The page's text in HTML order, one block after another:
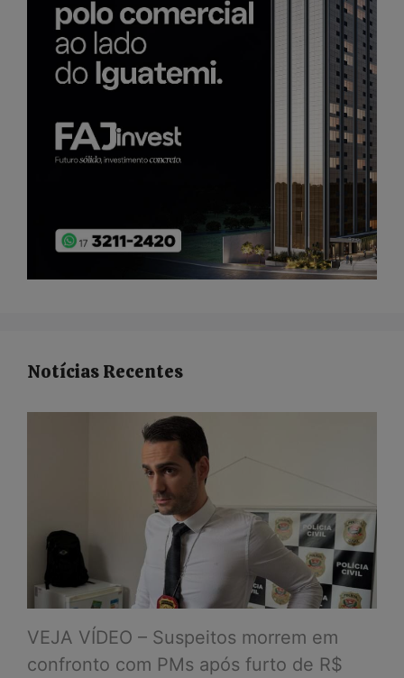
Notícias Recentes
VEJA VÍDEO – Suspeitos morrem em
confronto com PMs após furto de R$